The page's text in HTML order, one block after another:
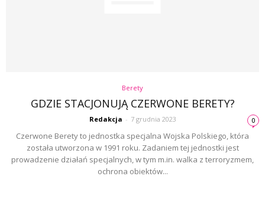
Berety
GDZIE STACJONUJĄ CZERWONE BERETY?
Redakcja - 7 grudnia 2023 0
Czerwone Berety to jednostka specjalna Wojska Polskiego, która
została utworzona w 1991 roku. Zadaniem tej jednostki jest
prowadzenie działań specjalnych, w tym m.in. walka z terroryzmem,
ochrona obiektów...